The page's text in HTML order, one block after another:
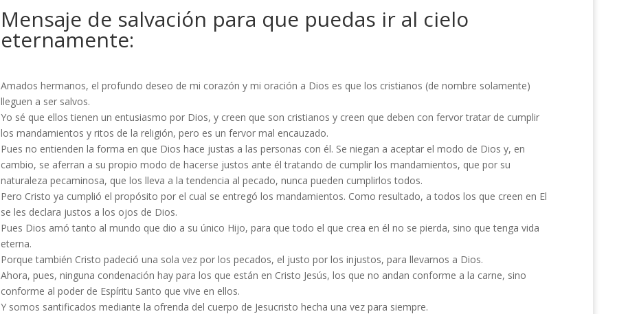
Mensaje de salvación para que puedas ir al cielo
eternamente:
Amados hermanos, el profundo deseo de mi corazón y mi oración a Dios es que los cristianos (de nombre solamente)
lleguen a ser salvos.
Yo sé que ellos tienen un entusiasmo por Dios, y creen que son cristianos y creen que deben con fervor tratar de cumplir
los mandamientos y ritos de la religión, pero es un fervor mal encauzado.
Pues no entienden la forma en que Dios hace justas a las personas con él. Se niegan a aceptar el modo de Dios y, en
cambio, se aferran a su propio modo de hacerse justos ante él tratando de cumplir los mandamientos, que por su
naturaleza pecaminosa, que los lleva a la tendencia al pecado, nunca pueden cumplirlos todos.
Pero Cristo ya cumplió el propósito por el cual se entregó los mandamientos. Como resultado, a todos los que creen en El
se les declara justos a los ojos de Dios.
Pues Dios amó tanto al mundo que dio a su único Hijo, para que todo el que crea en él no se pierda, sino que tenga vida
eterna.
Porque también Cristo padeció una sola vez por los pecados, el justo por los injustos, para llevarnos a Dios.
Ahora, pues, ninguna condenación hay para los que están en Cristo Jesús, los que no andan conforme a la carne, sino
conforme al poder de Espíritu Santo que vive en ellos.
Y somos santificados mediante la ofrenda del cuerpo de Jesucristo hecha una vez para siempre.